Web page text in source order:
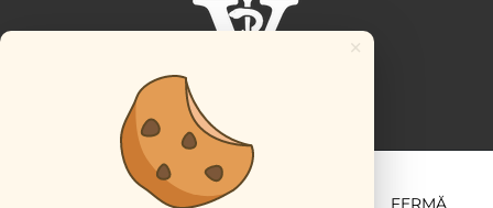
ȘTIINȚĂ ȘI PRACTICĂ FERMĂ
×